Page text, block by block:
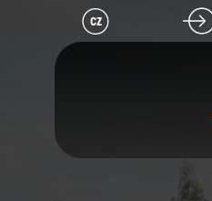
CZ